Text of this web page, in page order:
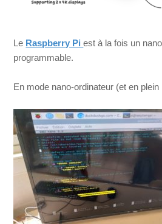
Le Raspberry Pi est à la fois un
programmable.
En mode nano-ordinateur (et en plein